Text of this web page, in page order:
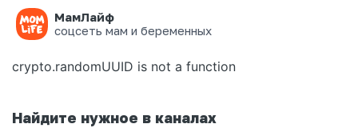
МамЛайф
соцсеть мам и беременных
Ошибка на странице
crypto.randomUUID is not a function
Найдите нужное в каналах